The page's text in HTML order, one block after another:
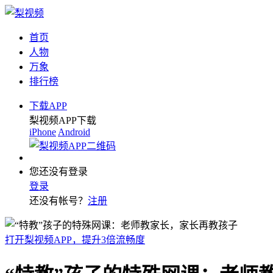
首页
人物
万象
排行榜
下载APP
梨视频APP下载
iPhone Android
您还没有登录
登录
还没有帐号？ 注册
打开梨视频APP，提升3倍流畅度